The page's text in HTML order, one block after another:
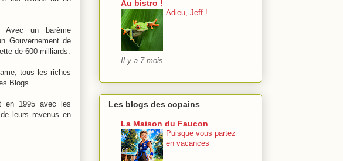
Avec un barème
Gouvernement de
de 600 milliards.
tous les riches
Blogs.
en 1995 avec les
leurs revenus en
Au bistro !
Adieu, Jeff !
Il y a 7 mois
Les blogs des copains
La Maison du Faucon
Puisque vous partez
en vacances